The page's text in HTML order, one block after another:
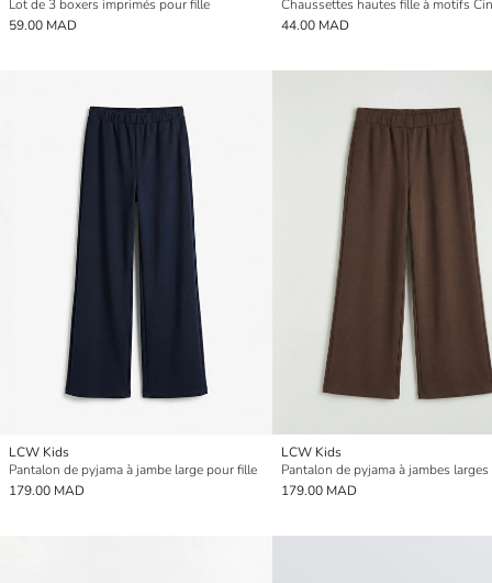
Lot de 3 boxers imprimés pour fille
59.00 MAD
44.00 MAD
LCW Kids
Pantalon de pyjama à jambe large pour fille
179.00 MAD
LCW Kids
179.00 MAD